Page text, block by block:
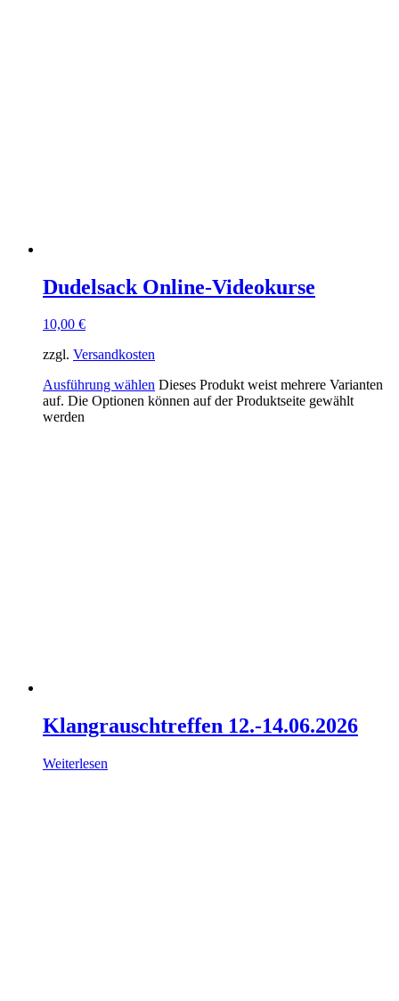
Dudelsack Online-Videokurse
10,00 €
zzgl. Versandkosten
Ausführung wählen Dieses Produkt weist mehrere Varianten
auf. Die Optionen können auf der Produktseite gewählt
werden
Klangrauschtreffen 12.-14.06.2026
Weiterlesen